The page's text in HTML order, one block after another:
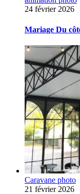
24 février 2026
Mariage Du
Caravane photo
21 février 2026